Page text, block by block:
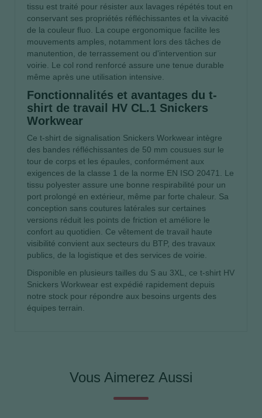
tissu est traité pour résister aux lavages répétés tout en
conservant ses propriétés réfléchissantes et la vivacité
de la couleur fluo. La coupe ergonomique facilite les
mouvements amples, notamment lors des tâches de
manutention, de terrassement ou d'intervention sur
voirie. Le col rond renforcé assure une tenue durable
même après une utilisation intensive.
Fonctionnalités et avantages du t-
shirt de travail HV CL.1 Snickers
Workwear
Ce t-shirt de signalisation Snickers Workwear intègre
des bandes réfléchissantes de 50 mm cousues sur le
tour de corps et les épaules, conformément aux
exigences de la classe 1 de la norme EN ISO 20471. Le
tissu polyester assure une bonne respirabilité pour un
port prolongé en extérieur, même par forte chaleur. Sa
conception sans coutures latérales sur certaines
versions réduit les points de friction et améliore le
confort au quotidien. Ce vêtement de travail haute
visibilité convient aux secteurs du BTP, des travaux
publics, de la logistique et des services de voirie.
Disponible en plusieurs tailles du S au 3XL, ce t-shirt HV
Snickers Workwear est expédié rapidement depuis
notre stock pour répondre aux besoins urgents des
équipes terrain.
Vous Aimerez Aussi